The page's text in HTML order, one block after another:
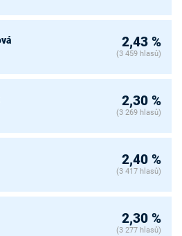
2,43 %
(3 459 hlasů)
2,30 %
(3 269 hlasů)
2,40 %
(3 417 hlasů)
2,30 %
(3 277 hlasů)